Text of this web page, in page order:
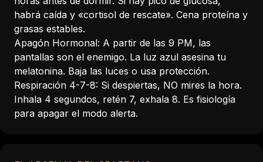
habrá caída y «cortisol de rescate». Cena proteína y
grasas estables.
Apagón Hormonal: A partir de las 9 PM, las
pantallas son el enemigo. La luz azul asesina tu
melatonina. Baja las luces o usa protección.
Respiración 4-7-8: Si despiertas, NO mires la hora.
Inhala 4 segundos, retén 7, exhala 8. Es fisiología
para apagar el modo alerta.